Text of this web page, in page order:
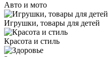
Авто и мото
Игрушки, товары для детей
Красота и стиль